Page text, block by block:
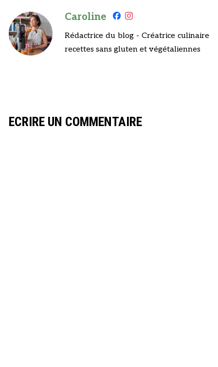
Caroline
Rédactrice du blog - Créatrice culinaire
recettes sans gluten et végétaliennes
ECRIRE UN COMMENTAIRE